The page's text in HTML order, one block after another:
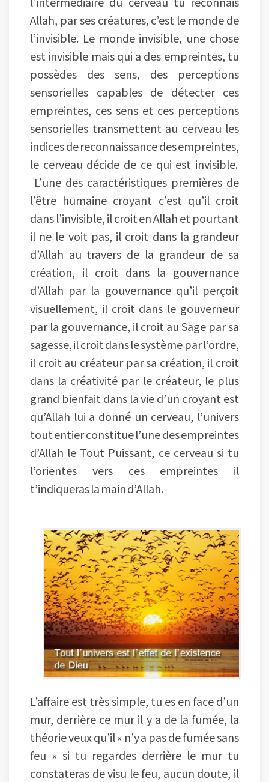
Allah, par ses créatures, c’est le monde de
l’invisible. Le monde invisible, une chose
est invisible mais qui a des empreintes, tu
possèdes des sens, des perceptions
sensorielles capables de détecter ces
empreintes, ces sens et ces perceptions
sensorielles transmettent au cerveau les
indices de reconnaissance des empreintes,
le cerveau décide de ce qui est invisible.
L’une des caractéristiques premières de
l’être humaine croyant c’est qu’il croit
dans l’invisible, il croit en Allah et pourtant
il ne le voit pas, il croit dans la grandeur
d’Allah au travers de la grandeur de sa
création, il croit dans la gouvernance
d’Allah par la gouvernance qu’il perçoit
visuellement, il croit dans le gouverneur
par la gouvernance, il croit au Sage par sa
sagesse, il croit dans le système par l’ordre,
il croit au créateur par sa création, il croit
dans la créativité par le créateur, le plus
grand bienfait dans la vie d’un croyant est
qu’Allah lui a donné un cerveau, l’univers
tout entier constitue l’une des empreintes
d’Allah le Tout Puissant, ce cerveau si tu
l’orientes vers ces empreintes il
t’indiqueras la main d’Allah.
L’affaire est très simple, tu es en face d’un
mur, derrière ce mur il y a de la fumée, la
théorie veux qu’il « n’y a pas de fumée sans
feu » si tu regardes derrière le mur tu
constateras de visu le feu, aucun doute, il